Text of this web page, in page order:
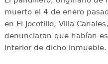
muerto el 4 de enero
en El Jocotillo, Villa
denunciaran que habían
interior de dicho inmueble.